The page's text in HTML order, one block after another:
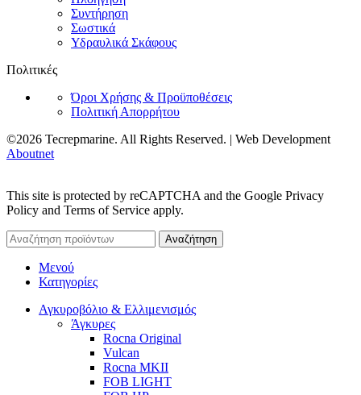
Συντήρηση
Σωστικά
Υδραυλικά Σκάφους
Πολιτικές
Όροι Χρήσης & Προϋποθέσεις
Πολιτική Απορρήτου
©2026 Tecrepmarine. All Rights Reserved. | Web Development
Aboutnet
This site is protected by reCAPTCHA and the Google Privacy
Policy and Terms of Service apply.
Αναζήτηση
Μενού
Κατηγορίες
Αγκυροβόλιο & Ελλιμενισμός
Άγκυρες
Rocna Original
Vulcan
Rocna MKII
FOB LIGHT